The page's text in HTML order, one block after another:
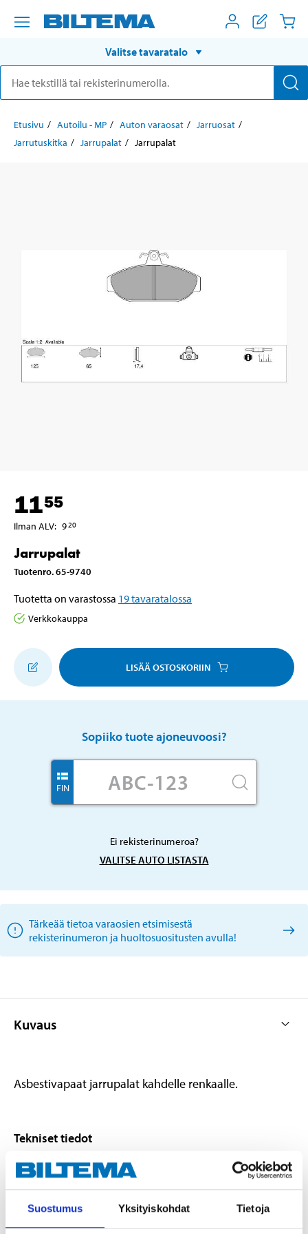
Suostumus Yksityiskohdat Tietoja
Valitse tavaratalo
Etusivu Autoilu - MP Auton varaosat
Jarruosat
Jarrutuskitka
Jarrupalat Jarrupalat
1155
Ilman ALV: 920
Jarrupalat
Tuotenro.65-9740
Tuotetta on varastossa 19tavaratalossa
Verkkokauppa
LISÄÄ OSTOSKORIIN
Sopiiko tuote ajoneuvoosi?
FIN
Ei rekisterinumeroa?
VALITSE AUTO LISTASTA
Tärkeää tietoa varaosien etsimisestä
rekisterinumeron ja huoltosuositusten avulla!
Kuvaus
Asbestivapaat jarrupalat kahdelle renkaalle.
Tekniset tiedot
Leveys